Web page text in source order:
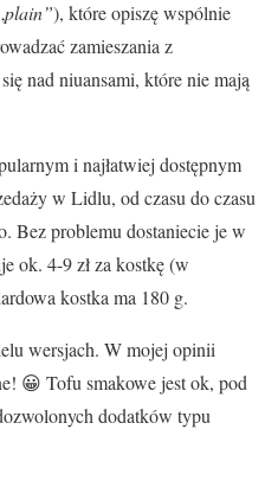
plain”), które opiszę wspólnie
zamieszania z
nad niuansami, które nie mają
i najłatwiej dostępnym
w Lidlu, od czasu do czasu
Bez problemu dostaniecie je w
ok. 4-9 zł za kostkę (w
kostka ma 180 g.
wersjach. W mojej opinii
😀 Tofu smakowe jest ok, pod
dodatków typu